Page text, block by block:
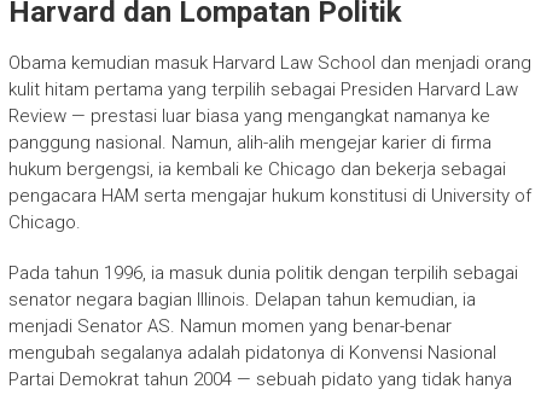
Harvard dan Lompatan Politik
Obama kemudian masuk Harvard Law School dan menjadi orang
kulit hitam pertama yang terpilih sebagai Presiden Harvard Law
Review — prestasi luar biasa yang mengangkat namanya ke
panggung nasional. Namun, alih-alih mengejar karier di firma
hukum bergengsi, ia kembali ke Chicago dan bekerja sebagai
pengacara HAM serta mengajar hukum konstitusi di University of
Chicago.
Pada tahun 1996, ia masuk dunia politik dengan terpilih sebagai
senator negara bagian Illinois. Delapan tahun kemudian, ia
menjadi Senator AS. Namun momen yang benar-benar
mengubah segalanya adalah pidatonya di Konvensi Nasional
Partai Demokrat tahun 2004 — sebuah pidato yang tidak hanya